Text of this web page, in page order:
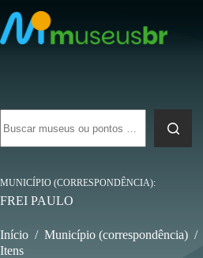
para
o
conteúdo
resultados
MUNICÍPIO (CORRESPONDÊNCIA)
FREI PAULO
Início / Município (correspondência) /
Itens